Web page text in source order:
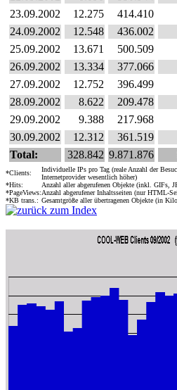
23.09.2002
12.275 414.410
24.09.2002
12.548 436.002
25.09.2002
13.671 500.509
26.09.2002
13.334 377.066
27.09.2002
12.752 396.499
28.09.2002
8.622 209.478
29.09.2002
9.388 217.968
30.09.2002
12.312 361.519
Total:
328.842 9.871.876
*Clients:
Individuelle IPs pro Tag (reale Anzahl der
Internetprovider wesentlich höher)
*Hits:
Anzahl aller abgerufenen Objekte (inkl. GIFs,
*PageViews:Anzahl abgerufener Inhaltsseiten (nur HTML-
*KB trans.: Gesamtgröße aller übertragenen Objekte (in